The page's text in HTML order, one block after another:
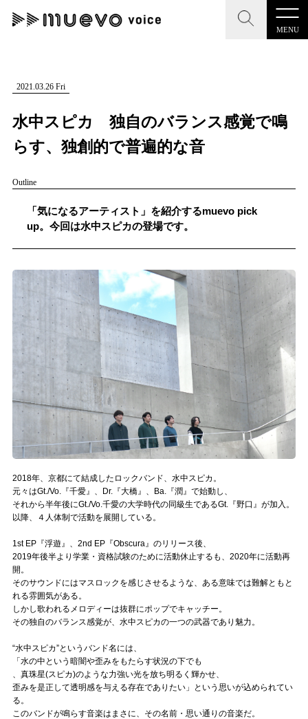
MENU
記事を検索する
人気ワード
#男性SSW #ポップス #女性SSW
"読者の声を形にする”音楽特化メディア
MENU
記事一覧
会社概要
お問い合わせ
記事リクエスト
ログイン
LINK
muevoクラウドファンディング
muevoコミュニティ
ぶいクラ！by muevo
ぶいコミュ！by muevo
ぶいマガ！ by muevo
Follow us
Official SNS
2021.03.26 Fri
水中スピカ 独自のバランス感覚で鳴
らす、独創的で普遍的な音
Outline
「気になるアーティスト」を紹介するmuevo pick
up。今回は水中スピカの登場です。
2018年、京都にて結成したロックバンド、水中スピカ。
元々はGt./Vo.『千愛』、Dr.『大橋』、Ba.『潤』で始動し、
それから半年後にGt./Vo.千愛の大学時代の同級生であるGt.『野口』が加入。
以降、４人体制で活動を展開している。
1st EP『浮遊』、2nd EP『Obscura』のリリース後、
2019年後半より学業・資格試験のために活動休止するも、2020年に活動再
開。
そのサウンドにはマスロックを感じさせるような、ある意味では難解ともと
れる雰囲気がある。
しかし歌われるメロディーは抜群にポップでキャッチー。
その独自のバランス感覚が、水中スピカの一つの武器であり魅力。
“水中スピカ”というバンド名には、
「水の中という暗闇や歪みをもたらす状況の下でも
、真珠星(スピカ)のような力強い光を放ち明るく輝かせ、
歪みを是正して透明感を与える存在でありたい」という思いが込められてい
る。
このバンドが鳴らす音楽はまさに、その名前・思い通りの音楽だ。